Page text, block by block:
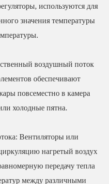
используются для
значения температуры
воздушный поток
обеспечивают
повсеместно в камера
холодные пятна.
Вентиляторы или
нагретый воздух
передачу тепла
между различными